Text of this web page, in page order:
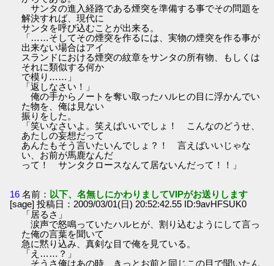
サンタの進入経路である煙突を準備する事でその問題を
解決すれば、現代に
サンタを呼び込むことが出来る。
「……そしてその煙突を作るには、実物の煙突を作る事が
出来ない場合はアイ
スランドにおける煙突の紋章をサンタの所有物、もしくは
それに類似する何か
で模り……」
「返しなさい！」
俺の手からノートを奪い取ったハルヒの目に浮かんでい
た物を、俺は見ない
振りをした。
「笑いなさいよ。笑えばいいでしょ！ こんなのどうせ、
あたしの妄想だって
あんたもそう言いたいんでしょ？！ 言えばいいじゃな
い、お前が馬鹿なんだ
って！ サンタクロースなんて居ないんだって！！」
16 名前： 以下、名無しにかわりましてVIPがお送りします
[sage] 投稿日：2009/03/01(日) 20:52:42.55 ID:9avHFSUK0
「居るさ」
涙声で怒鳴っていたハルヒが、割り込むようにして言っ
た俺の言葉を聞いて
急に黙り込み、真剣な目で俺を見ている。
「え……？」
そうさ俺はあの時、きっとお前と同じこの目で聞いたん